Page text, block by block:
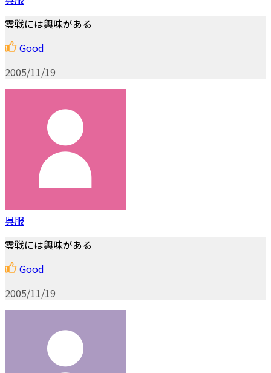
零戦には興味がある
Good
2005/11/19
呉服
零戦には興味がある
Good
2005/11/19